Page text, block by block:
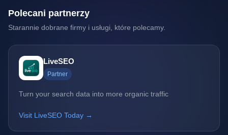
Polecani partnerzy
Starannie dobrane firmy i usługi, które polecamy.
LiveSEO
Partner
Turn your search data into more organic traffic
Visit LiveSEO Today →